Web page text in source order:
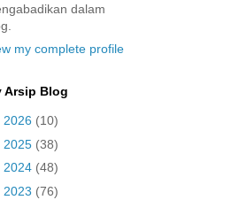
dalam
my complete profile
Arsip Blog
2026 (10)
2025 (38)
2024 (48)
2023 (76)